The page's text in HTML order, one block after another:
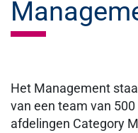
Het Management
van een team van
afdelingen Category